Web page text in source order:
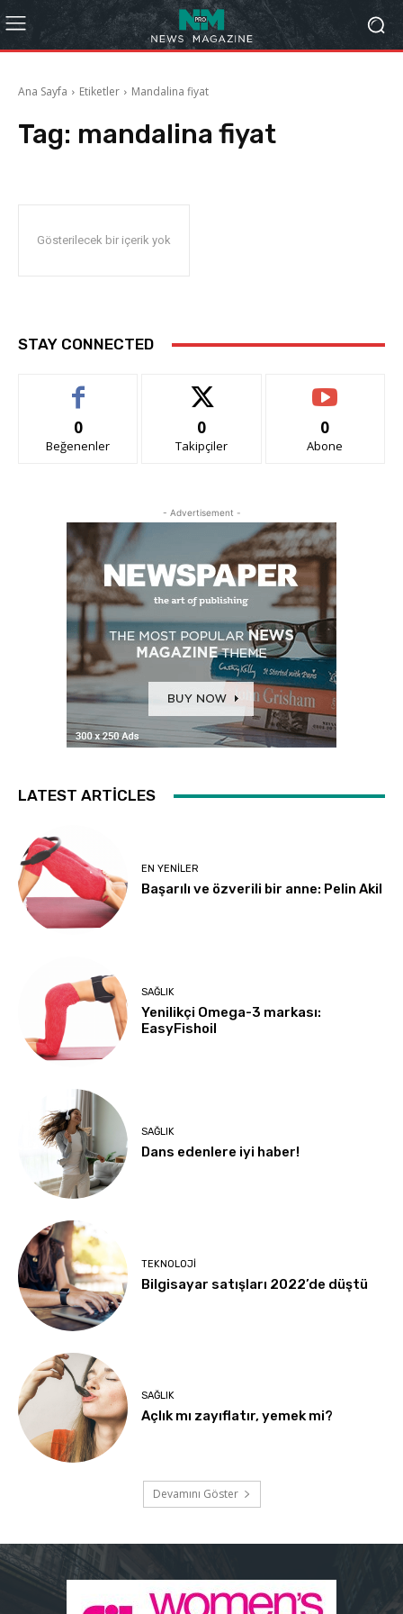
Ana Sayfa Etiketler Mandalina fiyat
Tag: mandalina fiyat
Gösterilecek bir içerik yok
STAY CONNECTED
0
Beğenenler
0
Takipçiler
0
Abone
- Advertisement -
LATEST ARTICLES
EN YENILER
Başarılı ve özverili bir anne: Pelin Akil
SAĞLIK
Yenilikçi Omega-3 markası:
EasyFishoil
SAĞLIK
Dans edenlere iyi haber!
TEKNOLOJI
Bilgisayar satışları 2022’de düştü
SAĞLIK
Açlık mı zayıflatır, yemek mi?
Devamını Göster